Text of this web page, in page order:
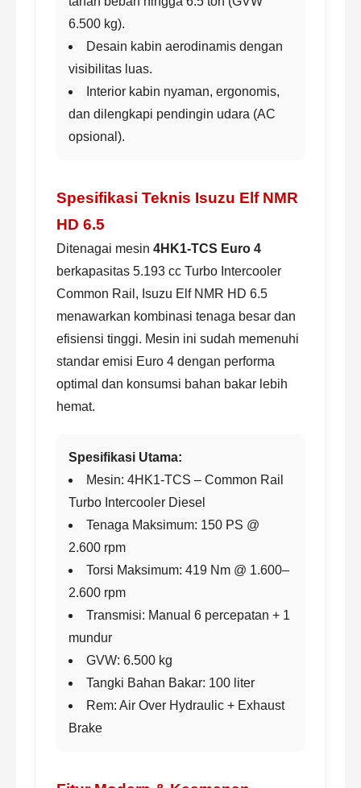
6.500 kg).
Desain kabin aerodinamis dengan
visibilitas luas.
Interior kabin nyaman, ergonomis,
dan dilengkapi pendingin udara (AC
opsional).
Spesifikasi Teknis Isuzu Elf NMR
HD 6.5
Ditenagai mesin 4HK1-TCS Euro 4
berkapasitas 5.193 cc Turbo Intercooler
Common Rail, Isuzu Elf NMR HD 6.5
menawarkan kombinasi tenaga besar dan
efisiensi tinggi. Mesin ini sudah memenuhi
standar emisi Euro 4 dengan performa
optimal dan konsumsi bahan bakar lebih
hemat.
Spesifikasi Utama:
Mesin: 4HK1-TCS – Common Rail
Turbo Intercooler Diesel
Tenaga Maksimum: 150 PS @
2.600 rpm
Torsi Maksimum: 419 Nm @ 1.600–
2.600 rpm
Transmisi: Manual 6 percepatan + 1
mundur
GVW: 6.500 kg
Tangki Bahan Bakar: 100 liter
Rem: Air Over Hydraulic + Exhaust
Brake